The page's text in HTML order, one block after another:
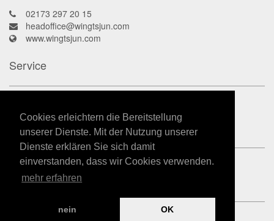
Cookies erleichtern die Bereitstellung
unserer Dienste. Mit der Nutzung unserer
Dienste erklären Sie sich damit
einverstanden, dass wir Cookies verwenden.
mehr erfahren
nein OK
02173 297 20 15
headoffice@wingtsjun.com
www.wingtsjun.com
Service
Datenschutz
Impressum